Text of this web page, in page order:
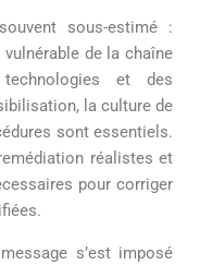
sous-estimé :
de la chaîne
et des
la culture de
sont essentiels.
réalistes et
pour corriger
s’est imposé